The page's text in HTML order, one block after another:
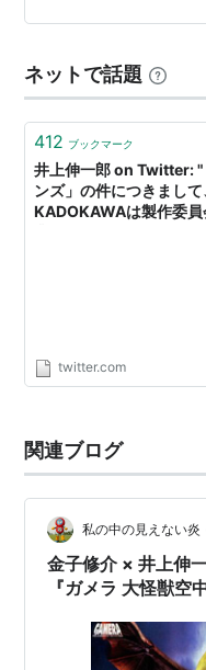
ネットで話題
412 ブックマーク
井上伸一郎 on Twitter: "
ンズ」の件につきまして
KADOKAWAは製作委員
twitter.com
関連ブログ
私の中の見えない炎
金子修介 × 井上伸
『ガメラ 大怪獣空